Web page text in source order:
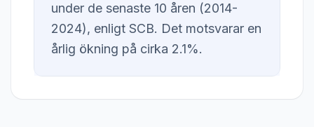
under de senaste 10 åren (2014-
2024), enligt SCB. Det motsvarar en
årlig ökning på cirka 2.1%.